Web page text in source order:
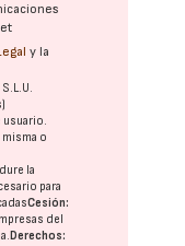
y la
o
la
para
Cesión:
del
Derechos: